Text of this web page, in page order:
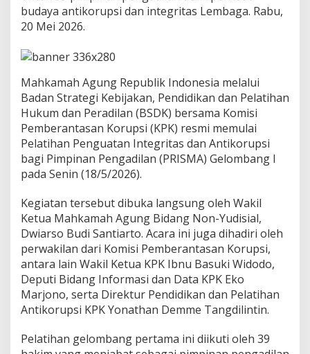
a
d
I
k
u
t
i
P
l
a
i
h
a
n
I
n
t
e
g
r
t
budaya antikorupsi dan integritas Lembaga. Rabu,
20 Mei 2026.
Mahkamah Agung Republik Indonesia melalui
Badan Strategi Kebijakan, Pendidikan dan Pelatihan
Hukum dan Peradilan (BSDK) bersama Komisi
Pemberantasan Korupsi (KPK) resmi memulai
Pelatihan Penguatan Integritas dan Antikorupsi
bagi Pimpinan Pengadilan (PRISMA) Gelombang I
pada Senin (18/5/2026).
Kegiatan tersebut dibuka langsung oleh Wakil
Ketua Mahkamah Agung Bidang Non-Yudisial,
Dwiarso Budi Santiarto. Acara ini juga dihadiri oleh
perwakilan dari Komisi Pemberantasan Korupsi,
antara lain Wakil Ketua KPK Ibnu Basuki Widodo,
Deputi Bidang Informasi dan Data KPK Eko
Marjono, serta Direktur Pendidikan dan Pelatihan
Antikorupsi KPK Yonathan Demme Tangdilintin.
Pelatihan gelombang pertama ini diikuti oleh 39